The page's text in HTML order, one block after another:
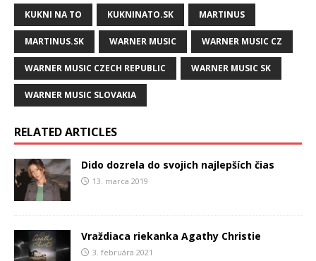
KUKNI NA TO KUKNINATO.SK MARTINUS
MARTINUS.SK WARNER MUSIC WARNER MUSIC CZ
WARNER MUSIC CZECH REPUBLIC WARNER MUSIC SK
WARNER MUSIC SLOVAKIA
RELATED ARTICLES
Dido dozrela do svojich najlepších čias
13. marca 2019
Vraždiaca riekanka Agathy Christie
3. februára 2021